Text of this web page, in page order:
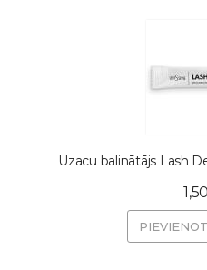
Uzacu balinātājs Lash